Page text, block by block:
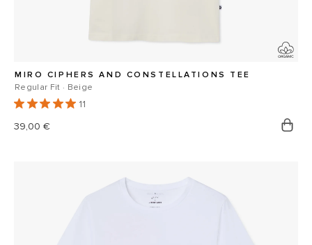
MIRO CIPHERS AND CONSTELLATIONS TEE
Regular Fit · Beige
11
Prix
39,00 €